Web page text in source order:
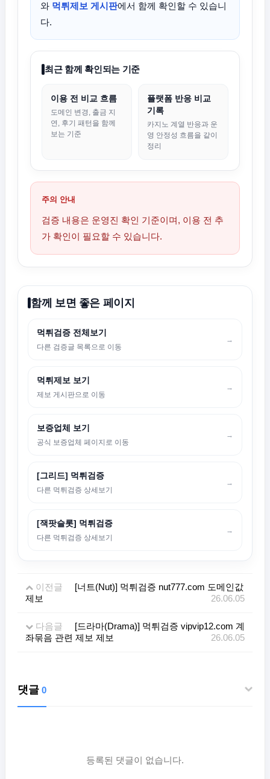
와 먹튀제보 게시판에서 함께 확인할 수 있습니
다.
최근 함께 확인되는 기준
이용 전 비교 흐름
도메인 변경, 출금 지
연, 후기 패턴을 함께
보는 기준
플랫폼 반응 비교
기록
카지노 계열 반응과 운
영 안정성 흐름을 같이
정리
주의 안내
검증 내용은 운영진 확인 기준이며, 이용 전 추
가 확인이 필요할 수 있습니다.
함께 보면 좋은 페이지
먹튀검증 전체보기
다른 검증글 목록으로 이동
→
먹튀제보 보기
제보 게시판으로 이동
→
보증업체 보기
공식 보증업체 페이지로 이동
→
[그리드] 먹튀검증
다른 먹튀검증 상세보기
→
[잭팟슬롯] 먹튀검증
다른 먹튀검증 상세보기
→
이전글
[너트(Nut)] 먹튀검증 nut777.com 도메인값
제보
26.06.05
다음글
[드라마(Drama)] 먹튀검증 vipvip12.com 계
좌묶음 관련 제보 제보
26.06.05
댓글 0
등록된 댓글이 없습니다.